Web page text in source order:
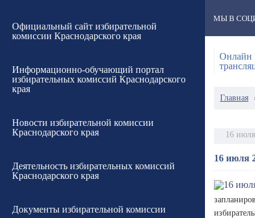
Официальный сайт избирательной
комиссии Краснодарского края
Информационно-обучающий портал
избирательных комиссий Краснодарского
края
Новости избирательной комиссии
Краснодарского края
Деятельность избирательных комиссий
Краснодарского края
Документы избирательной комиссии
МЫ В
Онлайн
Главная
16
16 июля